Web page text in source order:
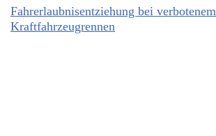
Fahrerlaubnisentziehung bei verbotenem
Kraftfahrzeugrennen